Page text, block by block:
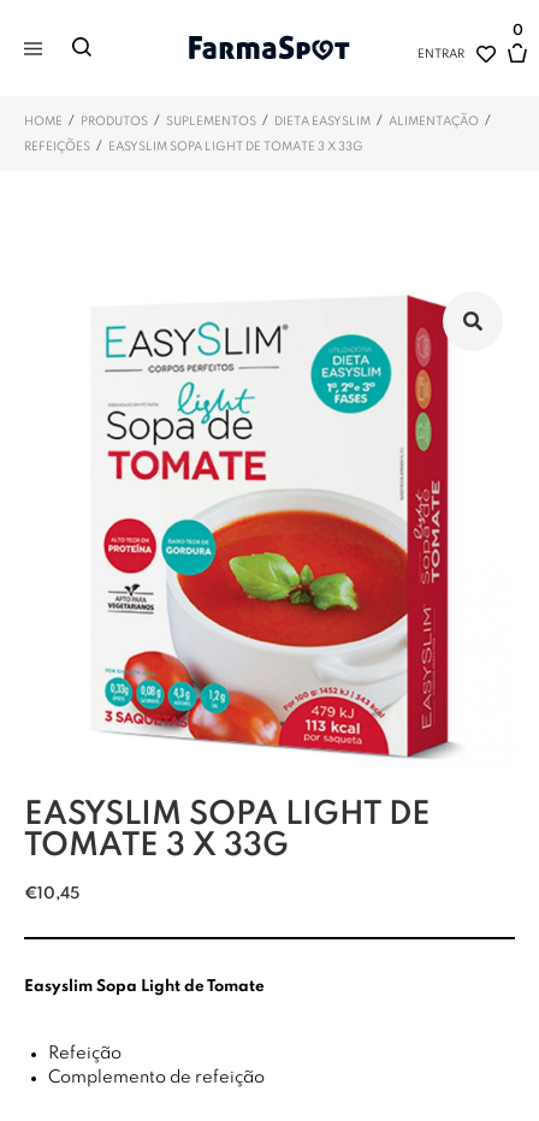
ENTRAR
0
HOME / PRODUTOS / SUPLEMENTOS / DIETA EASYSLIM / ALIMENTAÇÃO /
REFEIÇÕES / EASYSLIM SOPA LIGHT DE TOMATE 3 X 33G
EASYSLIM SOPA LIGHT DE
TOMATE 3 X 33G
€10,45
Easyslim Sopa Light de Tomate
Refeição
Complemento de refeição